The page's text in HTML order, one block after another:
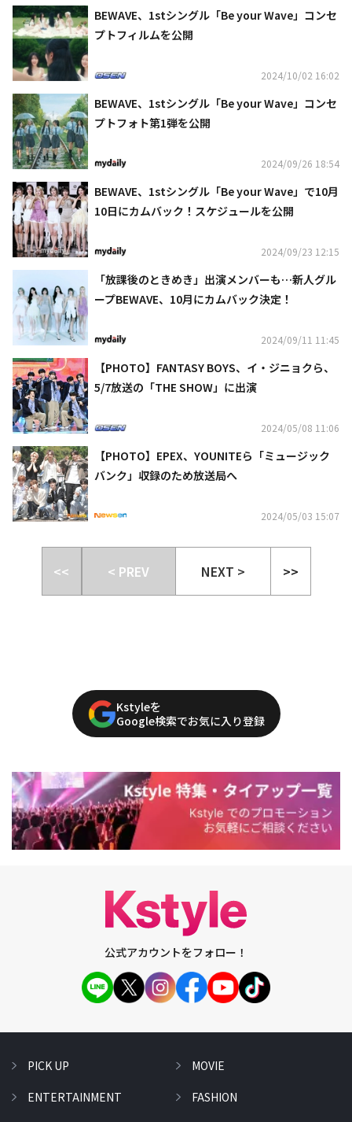
BEWAVE、1stシングル「Be your Wave」コンセ
プトフィルムを公開
2024/10/02 16:02
BEWAVE、1stシングル「Be your Wave」コンセ
プトフォト第1弾を公開
2024/09/26 18:54
BEWAVE、1stシングル「Be your Wave」で10月
10日にカムバック！スケジュールを公開
2024/09/23 12:15
「放課後のときめき」出演メンバーも…新人グル
ープBEWAVE、10月にカムバック決定！
2024/09/11 11:45
【PHOTO】FANTASY BOYS、イ・ジニョクら、
5/7放送の「THE SHOW」に出演
2024/05/08 11:06
【PHOTO】EPEX、YOUNITEら「ミュージック
バンク」収録のため放送局へ
2024/05/03 15:07
<< < PREV NEXT > >>
Kstyleを
Google検索でお気に入り登録
公式アカウントをフォロー！
PICK UP
ENTERTAINMENT
MOVIE
FASHION